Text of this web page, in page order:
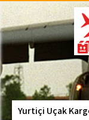
Skip
to
content
Hava
|
Uçak Kargo
Yurtiçi Uçak